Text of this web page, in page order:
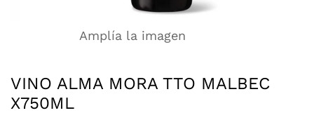
Amplía la imagen
VINO ALMA MORA TTO MALBEC
X750ML